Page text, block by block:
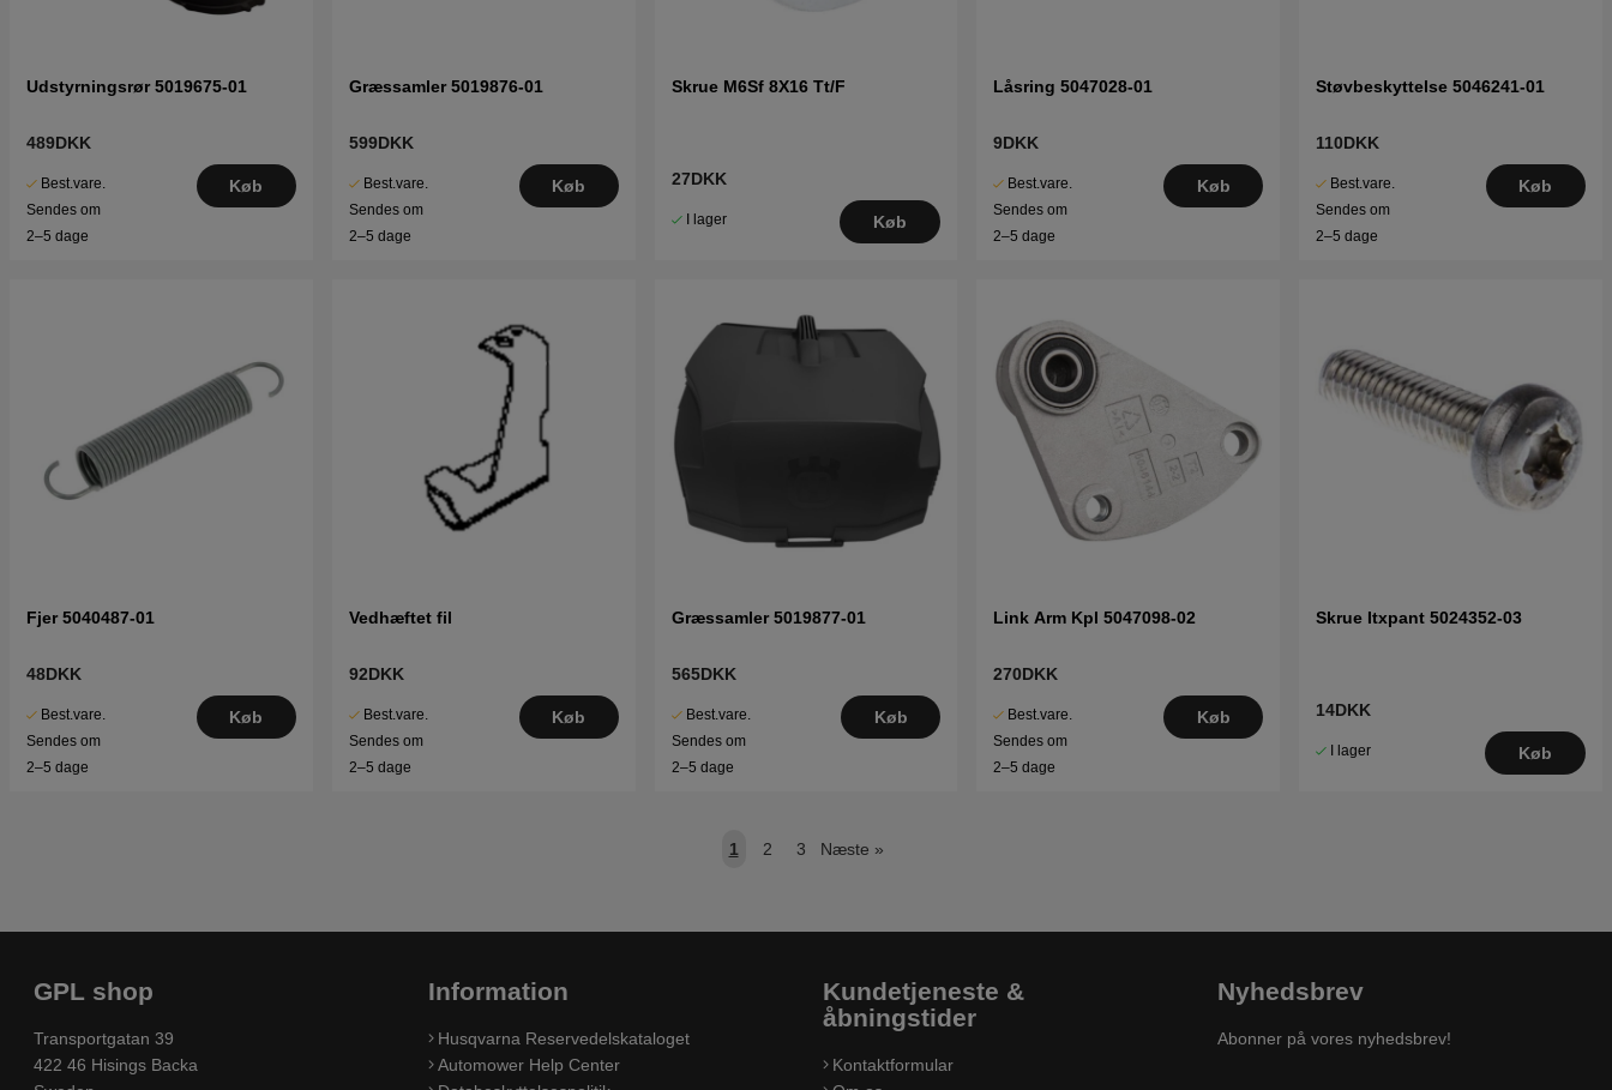
Udstyrningsrør 5019675-01
489DKK
Best.vare.
Sendes om
2–5 dage
Køb
Græssamler 5019876-01
599DKK
Best.vare.
Sendes om
2–5 dage
Køb
Skrue M6Sf 8X16 Tt/F
27DKK
I lager Køb
Låsring 5047028-01
9DKK
Best.vare.
Sendes om
2–5 dage
Køb
Støvbeskyttelse 5046241-01
110DKK
Best.vare.
Sendes om
2–5 dage
Køb
Fjer 5040487-01
48DKK
Best.vare.
Sendes om
2–5 dage
Køb
Vedhæftet fil
92DKK
Best.vare.
Sendes om
2–5 dage
Køb
Græssamler 5019877-01
565DKK
Best.vare.
Sendes om
2–5 dage
Køb
Link Arm Kpl 5047098-02
270DKK
Best.vare.
Sendes om
2–5 dage
Køb
Skrue Itxpant 5024352-03
14DKK
I lager Køb
1 2 3 Næste »
GPL shop
Transportgatan 39
422 46 Hisings Backa
Information
Husqvarna Reservedelskataloget
Automower Help Center
Kundetjeneste &
åbningstider
Kontaktformular
Nyhedsbrev
Abonner på vores nyhedsbrev!